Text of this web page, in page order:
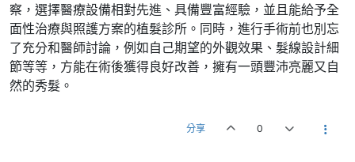
察，選擇醫療設備相對先進、具備豐富經驗，並且能給予全
面性治療與照護方案的植髮診所。同時，進行手術前也別忘
了充分和醫師討論，例如自己期望的外觀效果、髮線設計細
節等等，方能在術後獲得良好改善，擁有一頭豐沛亮麗又自
然的秀髮。
分享 0